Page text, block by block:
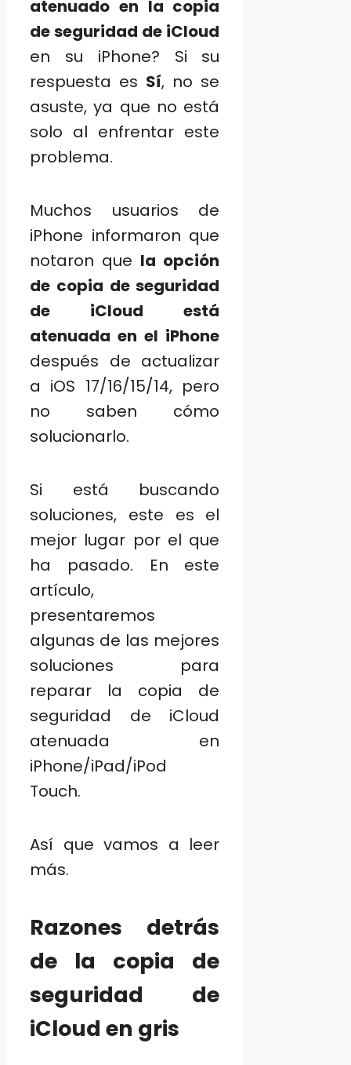
atenuado en la copia
de seguridad de iCloud
en su iPhone? Si su
respuesta es Sí, no se
asuste, ya que no está
solo al enfrentar este
problema.
Muchos usuarios de
iPhone informaron que
notaron que la opción
de copia de seguridad
de iCloud está
atenuada en el iPhone
después de actualizar
a iOS 17/16/15/14, pero
no saben cómo
solucionarlo.
Si está buscando
soluciones, este es el
mejor lugar por el que
ha pasado. En este
artículo,
presentaremos
algunas de las mejores
soluciones para
reparar la copia de
seguridad de iCloud
atenuada en
iPhone/iPad/iPod
Touch.
Así que vamos a leer
más.
Razones detrás
de la copia de
seguridad de
iCloud en gris